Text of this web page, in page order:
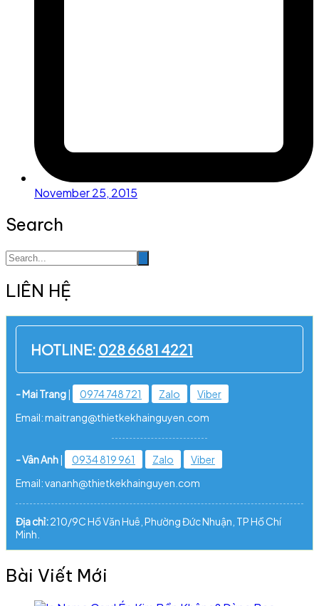
November 25, 2015
Search
LIÊN HỆ
HOTLINE: 028 6681 4221
- Mai Trang| 0974 748 721 Zalo
Viber
Email: maitrang@thietkekhainguyen.com
- Vân Anh| 0934 819 961 Zalo
Viber
Email: vananh@thietkekhainguyen.com
Địa chỉ:210/9C Hồ Văn Huê, Phường Đức Nhuận, TP Hồ Chí
Minh.
Bài Viết Mới